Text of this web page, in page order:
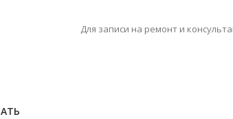
Для записи на ремонт и